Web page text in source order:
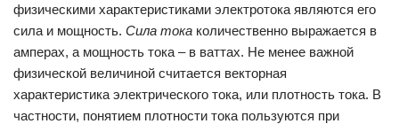
физическими характеристиками электротока являются его
сила и мощность. Сила тока количественно выражается в
амперах, а мощность тока – в ваттах. Не менее важной
физической величиной считается векторная
характеристика электрического тока, или плотность тока. В
частности, понятием плотности тока пользуются при